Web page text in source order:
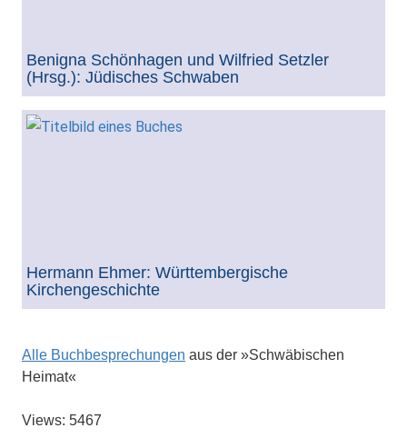
Benigna Schönhagen und Wilfried Setzler
(Hrsg.): Jüdisches Schwaben
Hermann Ehmer: Württembergische
Kirchengeschichte
Alle Buchbesprechungen aus der »Schwäbischen
Heimat«
Views: 5467